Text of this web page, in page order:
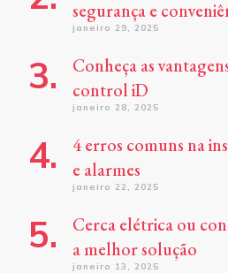
segurança e
janeiro 29, 2025
Conheça as
control iD
janeiro 28, 2025
4 erros comuns na
e alarmes
janeiro 22, 2025
Cerca elétrica ou
a melhor solução
janeiro 13, 2025